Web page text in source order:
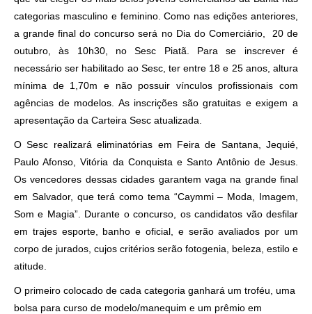
categorias masculino e feminino. Como nas edições anteriores,
a grande final do concurso será no Dia do Comerciário, 20 de
outubro, às 10h30, no Sesc Piatã. Para se inscrever é
necessário ser habilitado ao Sesc, ter entre 18 e 25 anos, altura
mínima de 1,70m e não possuir vínculos profissionais com
agências de modelos. As inscrições são gratuitas e exigem a
apresentação da Carteira Sesc atualizada.
O Sesc realizará eliminatórias em Feira de Santana, Jequié,
Paulo Afonso, Vitória da Conquista e Santo Antônio de Jesus.
Os vencedores dessas cidades garantem vaga na grande final
em Salvador, que terá como tema “Caymmi – Moda, Imagem,
Som e Magia”. Durante o concurso, os candidatos vão desfilar
em trajes esporte, banho e oficial, e serão avaliados por um
corpo de jurados, cujos critérios serão fotogenia, beleza, estilo e
atitude.
O primeiro colocado de cada categoria ganhará um troféu, uma
bolsa para curso de modelo/manequim e um prêmio em